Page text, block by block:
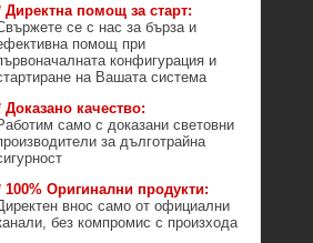
Директна помощ за старт:
се с нас за бърза и
помощ при
конфигурация и
на Вашата система
Доказано качество:
само с доказани световни
за дълготрайна
100% Оригинални продукти:
внос само от официални
без компромис с произхода